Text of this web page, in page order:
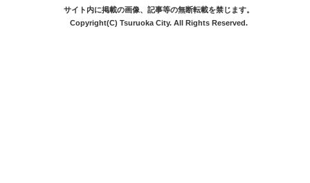
サイト内に掲載の画像、記事等の無断転載を禁じます。
Copyright(C) Tsuruoka City. All Rights Reserved.